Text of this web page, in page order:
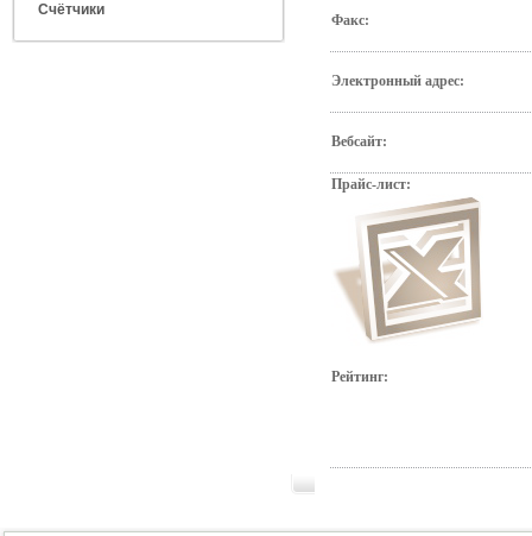
Счётчики
Факс:
Электронный адрес:
Вебсайт:
Прайс-лист:
Рейтинг: